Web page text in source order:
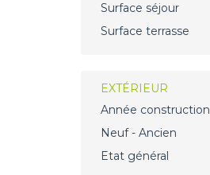
Surface séjour
Surface terrasse
EXTÉRIEUR
Année construction
Neuf - Ancien
Etat général